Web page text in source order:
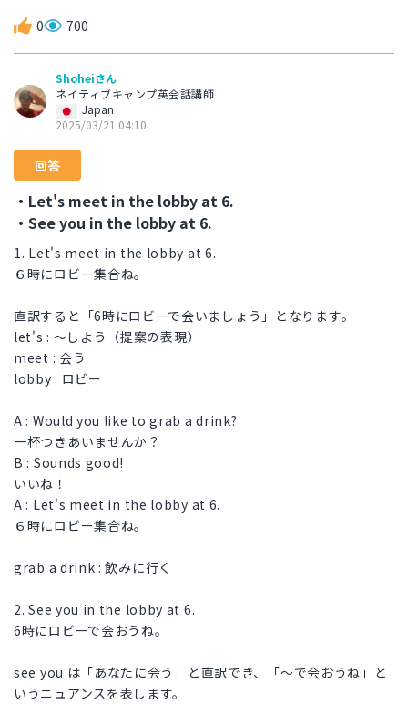
0 700
Shoheiさん
ネイティブキャンプ英会話講師
Japan
2025/03/21 04:10
回答
・Let's meet in the lobby at 6.
・See you in the lobby at 6.
1. Let's meet in the lobby at 6.
６時にロビー集合ね。
直訳すると「6時にロビーで会いましょう」となります。
let's : 〜しよう（提案の表現）
meet : 会う
lobby : ロビー
A : Would you like to grab a drink?
一杯つきあいませんか？
B : Sounds good!
いいね！
A : Let's meet in the lobby at 6.
６時にロビー集合ね。
grab a drink : 飲みに行く
2. See you in the lobby at 6.
6時にロビーで会おうね。
see you は「あなたに会う」と直訳でき、「〜で会おうね」と
いうニュアンスを表します。